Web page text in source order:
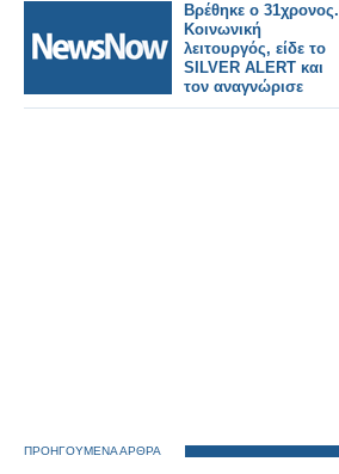
Βρέθηκε ο 31χρονος.
Κοινωνική
λειτουργός, είδε το
SILVER ALERT και
τον αναγνώρισε
ΠΡΟΗΓΟΥΜΕΝΑ ΑΡΘΡΑ